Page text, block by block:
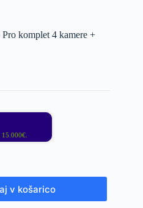
komplet 4 kamere +
15.000€.
v košarico